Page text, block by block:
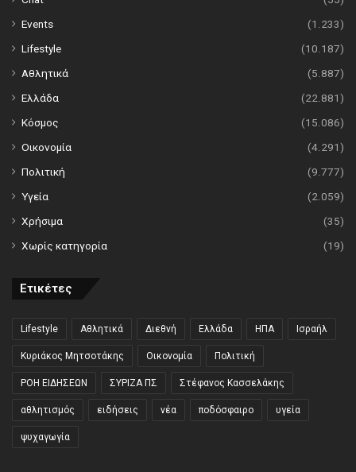
Events
(1.233)
Lifestyle
(10.187)
Αθλητικά
(5.887)
Ελλάδα
(22.881)
Κόσμος
(15.086)
Οικονομία
(4.291)
Πολιτική
(9.777)
Υγεία
(2.059)
Χρήσιμα
(35)
Χωρίς κατηγορία
(19)
Ετικέτες
Lifestyle Αθλητικά Διεθνή Ελλάδα ΗΠΑ Ισραήλ
Κυριάκος Μητσοτάκης Οικονομία Πολιτική
ΡΟΗ ΕΙΔΗΣΕΩΝ ΣΥΡΙΖΑ ΠΣ Στέφανος Κασσελάκης
αθλητισμός ειδήσεις νέα ποδόσφαιρο υγεία
ψυχαγωγία